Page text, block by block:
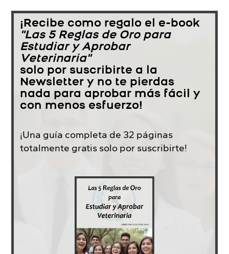
¡Recibe como regalo el e-book
"Las 5 Reglas de Oro para
Estudiar y Aprobar
Veterinaria"
solo por suscribirte a la
Newsletter y no te pierdas
nada para aprobar más fácil y
con menos esfuerzo!
¡Una guía completa de 32 páginas
totalmente gratis solo por suscribirte!